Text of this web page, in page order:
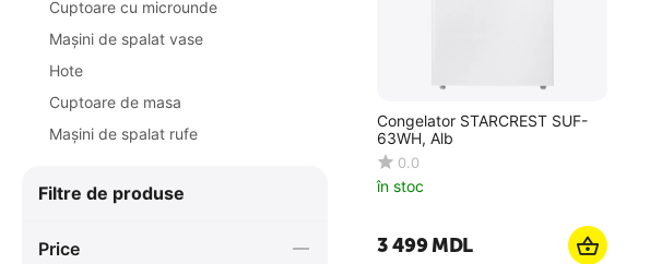
Congelator STARCREST SUF-
63WH, Alb
0.0
în stoc
3 499MDL
Cuptoare cu microunde
Maşini de spalat vase
Hote
Cuptoare de masa
Maşini de spalat rufe
Filtre de produse
Price